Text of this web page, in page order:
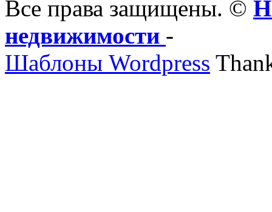
Все права защищены. ©
недвижимости -
Шаблоны Wordpress